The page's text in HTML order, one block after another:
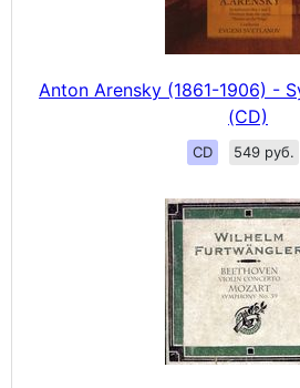
Anton Arensky (1861-1906) -
(CD)
CD 549 руб.